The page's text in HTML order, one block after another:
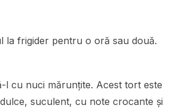
la frigider pentru o oră sau două.
l cu nuci mărunțite. Acest tort este
suculent, cu note crocante și